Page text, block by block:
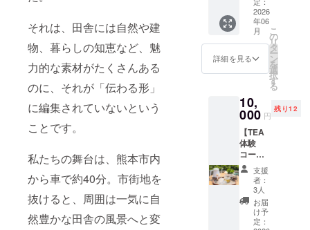
それは、田舎には自然や建
物、暮らしの知恵など、魅
力的な素材がたくさんある
のに、それが「伝わる形」
に編集されていないという
ことです。
私たちの舞台は、熊本市内
から車で約40分。市街地を
抜けると、周囲は一気に自
然豊かな田舎の風景へと変
ボス
テッ
カーな
ど、美
里町を
いま
す。 手
帳やPC
などに
貼っ
て、ア
クセン
トとな
る一枚
です。
数量：1
セット
レンド
ハーブ
ティー
（カ
ラー
ハーブ
ティー
セット
をお届
けしま
す。 ●
数量：
１セッ
ト（3個
入り）
農園で
丁寧に
育て、
低温で
2026
年06
月
詳細を見る
こ
の
リ
タ
ー
ン
を
選
択
す
る
10,
000 円
残り12
【TEA
体験
コース
（1名様
分）】
フレッ
シュ
ハーブ
ティー
支援
者：
3人
お届
け予
定：